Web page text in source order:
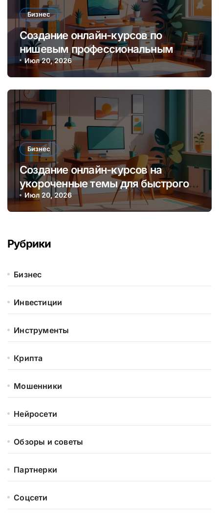
Бизнес
Создание онлайн-курсов по
нишевым профессиональным
навыкам для монетизации
экспертизы
Июл 20, 2026
Бизнес
Создание онлайн-курсов на
укороченные темы для быстрого
заработка и обучения аудитории
Июл 20, 2026
Рубрики
Бизнес
Инвестиции
Инструменты
Крипта
Мошенники
Нейросети
Обзоры и советы
Партнерки
Соцсети